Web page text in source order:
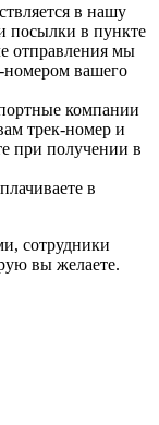
в нашу
в пункте
отправления мы
номером вашего
компании
трек-номер и
при получении в
в
сотрудники
вы желаете.